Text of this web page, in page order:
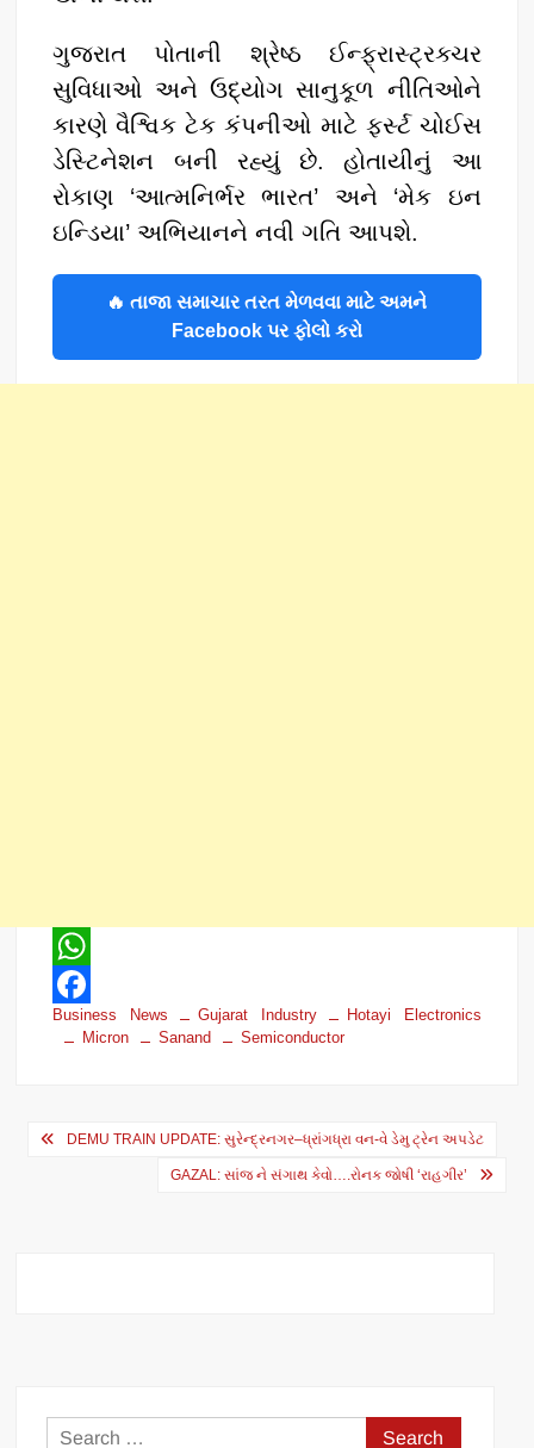
ગુજરાત પોતાની શ્રેષ્ઠ ઈન્ફ્રાસ્ટ્રક્ચર
સુવિધાઓ અને ઉદ્યોગ સાનુકૂળ નીતિઓને
કારણે વૈશ્વિક ટેક કંપનીઓ માટે ફર્સ્ટ ચોઈસ
ડેસ્ટિનેશન બની રહ્યું છે. હોતાયીનું આ
રોકાણ ‘આત્મનિર્ભર ભારત’ અને ‘મેક ઇન
ઇન્ડિયા’ અભિયાનને નવી ગતિ આપશે.
🔥 તાજા સમાચાર તરત મેળવવા માટે અમને
Facebook પર ફોલો કરો
W
h
s
F
e
Business News Gujarat Industry
Hotayi Electronics
Micron
Sanand Semiconductor
Post
navigation
DEMU TRAIN UPDATE: સુરેન્દ્રનગર–ધ્રાંગધ્રા વન-વે ડેમુ ટ્રેન અપડેટ
GAZAL: સાંજ ને સંગાથ કેવો….રોનક જોષી ‘રાહગીર’
Search